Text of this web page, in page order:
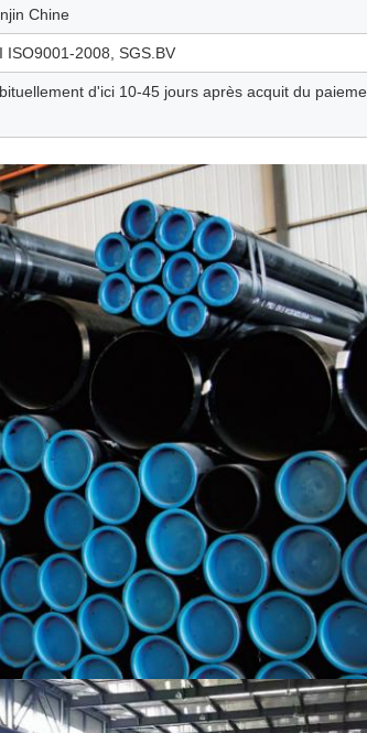
Chine
ISO9001-2008, SGS.BV
d'ici 10-45 jours après acquit du